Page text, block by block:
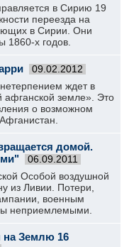
в Сирию 19
переезда на
в Сирии. Они
1860-х годов.
09.02.2012
ждет в
афганской земле». Это
о возможном
домой.
06.09.2011
Особой воздушной
из Ливии. Потери,
военным
неприемлемыми.
на Землю 16